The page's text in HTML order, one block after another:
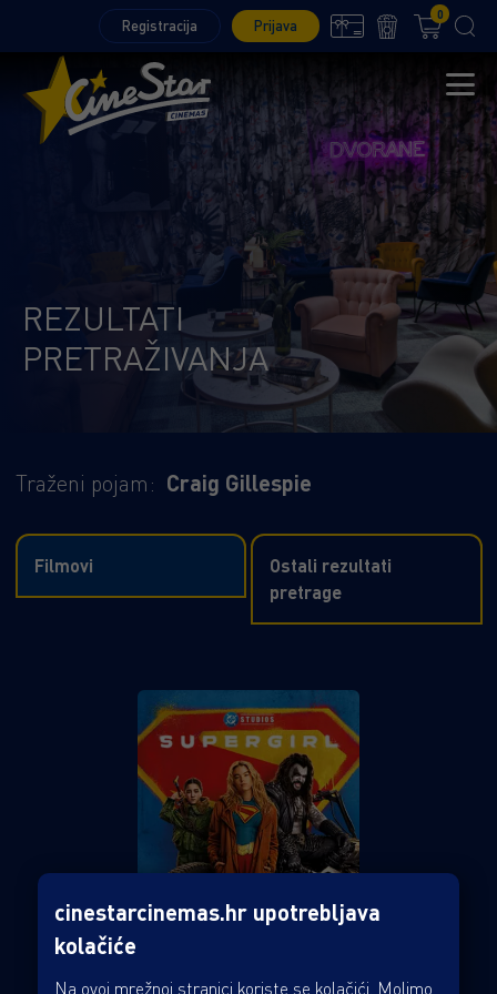
Registracija Prijava
0
REZULTATI
PRETRAŽIVANJA
Traženi pojam: Craig Gillespie
Filmovi
Ostali rezultati
pretrage
cinestarcinemas.hr upotrebljava
kolačiće
Na ovoj mrežnoj stranici koriste se kolačići. Molimo